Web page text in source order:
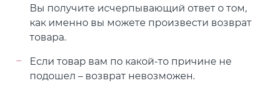
Вы получите исчерпывающий ответ о том,
как именно вы можете произвести возврат
товара.
Если товар вам по какой-то причине не
подошел – возврат невозможен.